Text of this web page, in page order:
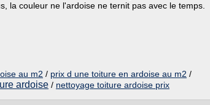
la couleur ne l'ardoise ne ternit pas avec le temps.
au m2 / prix d une toiture en ardoise au m2 /
ardoise / nettoyage toiture ardoise prix